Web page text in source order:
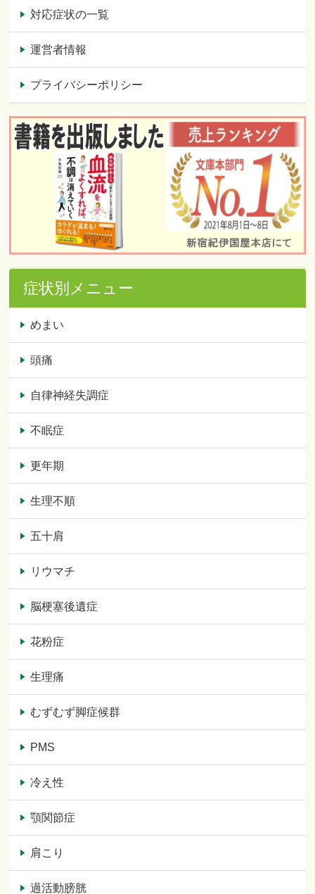
対応症状の一覧
運営者情報
プライバシーポリシー
症状別メニュー
めまい
頭痛
自律神経失調症
不眠症
更年期
生理不順
五十肩
リウマチ
脳梗塞後遺症
花粉症
生理痛
むずむず脚症候群
PMS
冷え性
顎関節症
肩こり
過活動膀胱